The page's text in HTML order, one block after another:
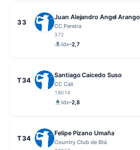
33
Juan Alejandro Angel Arango
CC Pereira
372
Idx-2,7
T34
Santiago Caicedo Suso
CC Cali
18014
Idx-2,8
T34
Felipe Pizano Umaña
Country Club de Btá